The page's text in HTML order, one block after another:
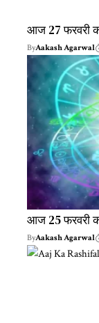
आज 27 फरवरी
ByAakash Agarwal
आज 25 फरवरी
ByAakash Agarwal